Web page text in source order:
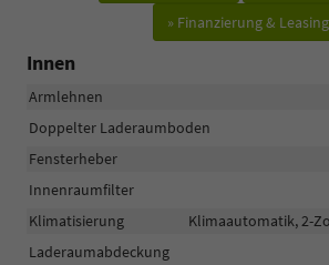
» Finanzierung & Leasing
Innen
Armlehnen
Doppelter Laderaumboden
Fensterheber
Innenraumfilter
Klimatisierung
Klimaautomatik, 2-
Laderaumabdeckung